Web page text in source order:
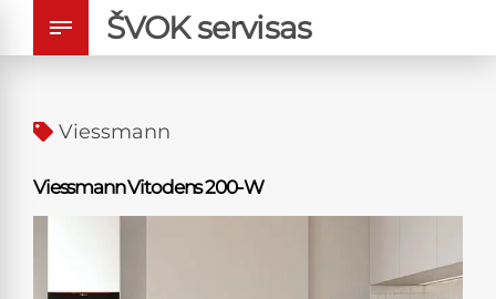
ŠVOK servisas
Viessmann
Viessmann Vitodens 200-W